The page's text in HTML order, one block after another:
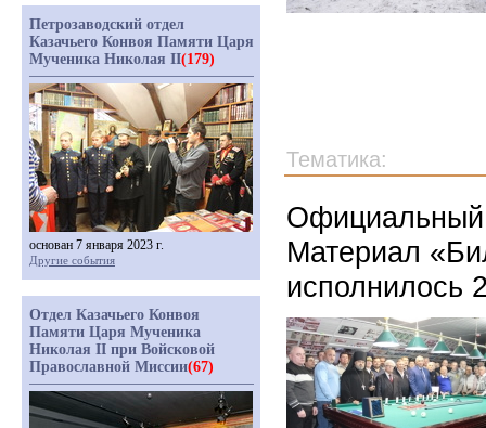
Тематика:
Официальный
Материал «
исполнилось
Петрозаводский отдел
Казачьего Конвоя Памяти Царя
Мученика Николая II(179)
основан 7 января 2023 г.
Другие события
Отдел Казачьего Конвоя
Памяти Царя Мученика
Николая II при Войсковой
Православной Миссии(67)